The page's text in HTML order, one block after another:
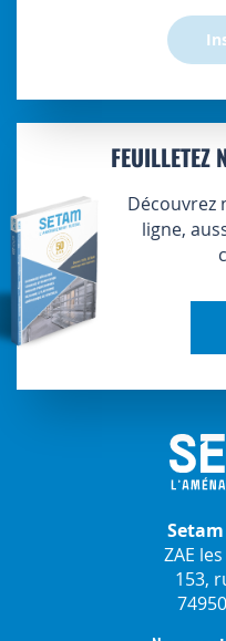
FEUILLETEZ
Découvrez
ligne,
Setam
ZAE
153,